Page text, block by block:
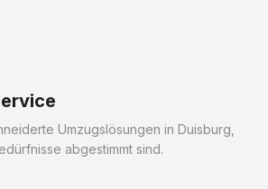
Umzugslösungen in Duisburg,
abgestimmt sind.